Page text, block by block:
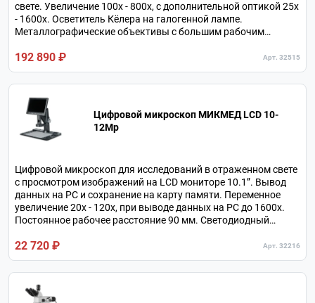
свете. Увеличение 100х - 800х, с дополнительной оптикой 25х
- 1600х. Осветитель Кёлера на галогенной лампе.
Металлографические объективы с большим рабочим
Револьверное устройство на 5 объективов.
192 890 ₽ Арт. 32515
Цифровой микроскоп МИКМЕД LCD 10-
12Mp
Цифровой микроскоп для исследований в отраженном свете
с просмотром изображений на LCD мониторе 10.1”. Вывод
данных на РС и сохранение на карту памяти. Переменное
увеличение 20х - 120х, при выводе данных на РС до 1600х.
Постоянное рабочее расстояние 90 мм. Светодиодный
аккумулятора.
22 720 ₽ Арт. 32216